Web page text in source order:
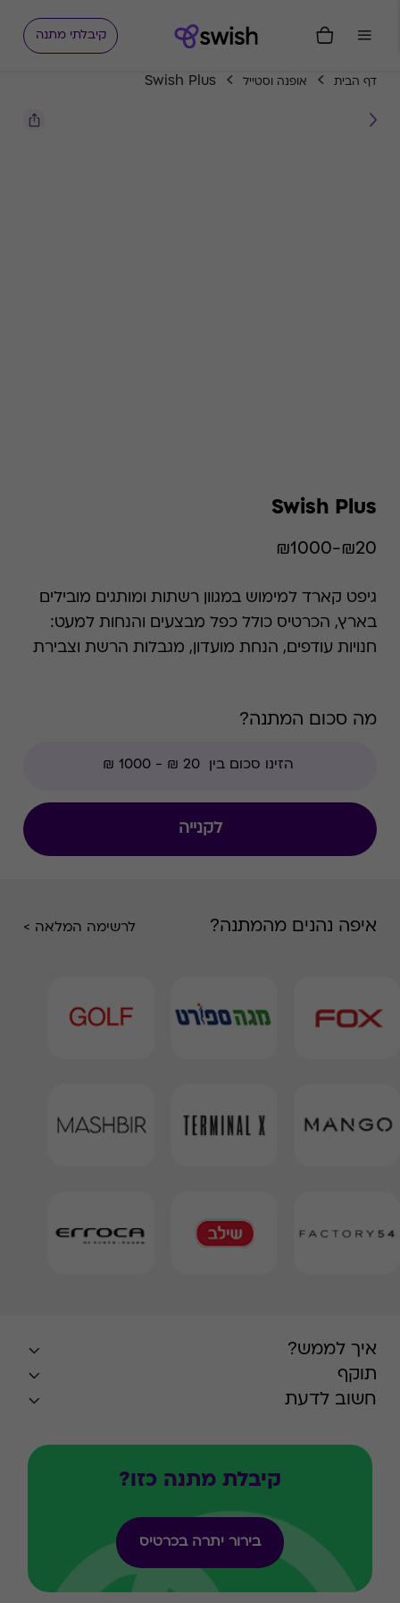
קיבלתי מתנה
דף הבית אופנה וסטייל Swish Plus
Swish Plus
₪20-₪1000
גיפט קארד למימוש במגוון רשתות ומותגים מובילים
בארץ, הכרטיס כולל כפל מבצעים והנחות למעט:
חנויות עודפים, הנחת מועדון, מגבלות הרשת וצבירת
מה סכום המתנה?
לקנייה
איפה נהנים מהמתנה? לרשימה המלאה >
איך לממש?
תוקף
חשוב לדעת
קיבלת מתנה כזו?
בירור יתרה בכרטיס